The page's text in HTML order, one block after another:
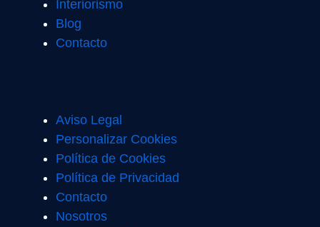
Interiorismo
Blog
Contacto
Aviso Legal
Personalizar Cookies
Política de Cookies
Política de Privacidad
Contacto
Nosotros